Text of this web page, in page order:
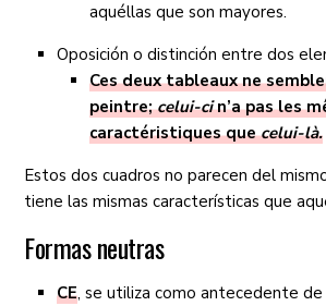
aquéllas que son mayores.
Oposición o distinción entre dos
Ces deux tableaux ne
peintre;celui-cin’a pas les
caractéristiques quecelui-là.
Estos dos cuadros no parecen del
tiene las mismas características que
Formas neutras
CE, se utiliza como antecedente